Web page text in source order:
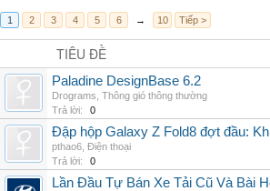
1 2 3 4 5 6 → 10 Tiếp >
TIÊU ĐỀ
Paladine DesignBase 6.2
Drograms Thông gió thông thường
Trả lời:
0
Đập hộp Galaxy Z Fold8 đợt đầu:
pthao6 Điện thoại
Trả lời:
0
Lần Đầu Tự Bán Xe Tải Cũ Và Bài